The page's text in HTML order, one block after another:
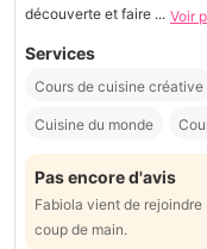
découverte et faire ... Voir
Services
Cours de cuisine créative
Cuisine du monde
Pas encore d'avis
Fabiola vient de
coup de main.